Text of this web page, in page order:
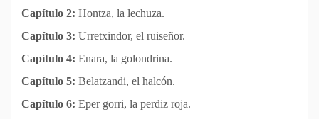
Capítulo 2: Hontza, la lechuza.
Capítulo 3: Urretxindor, el ruiseñor.
Capítulo 4: Enara, la golondrina.
Capítulo 5: Belatzandi, el halcón.
Capítulo 6: Eper gorri, la perdiz roja.